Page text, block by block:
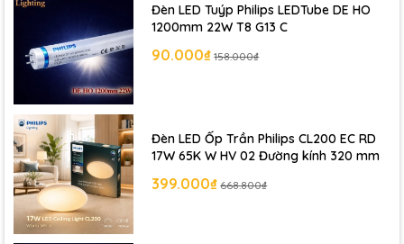
Phòng kho, kho hàng
Phòng kỹ thuật
Khu phụ trợ trong nhà xưởng
Trường học, lớp học, phòng chức năng
Khu vực để xe có mái che
Quầy bán hàng, khu vực trưng bày đơn giản
Đèn LED Tuýp Philips LEDTube DE HO
1200mm 22W T8 G13 C
90.000₫ 158.000₫
Đèn LED Ốp Trần Philips CL200 EC RD
17W 65K W HV 02 Đường kính 320 mm
399.000₫ 668.800₫